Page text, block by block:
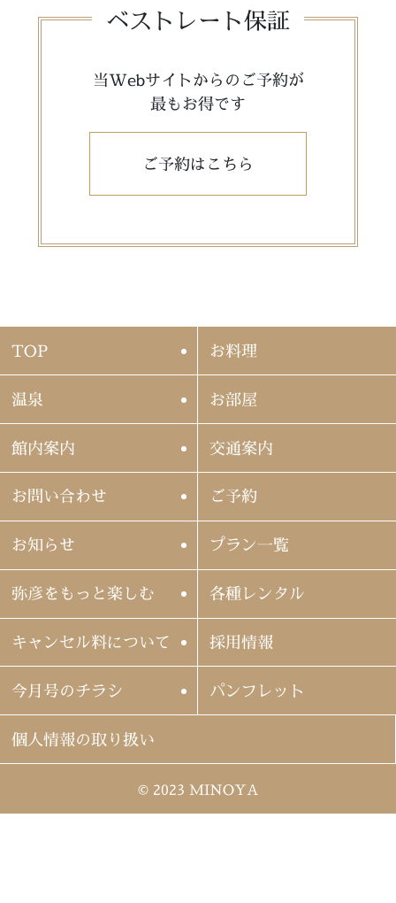
ベストレート保証
当Webサイトからのご予約が
最もお得です
ご予約はこちら
TOP お料理
温泉 お部屋
館内案内 交通案内
お問い合わせ ご予約
お知らせ プラン一覧
弥彦をもっと楽しむ 各種レンタル
キャンセル料について 採用情報
今月号のチラシ パンフレット
個人情報の取り扱い
© 2023 MINOYA